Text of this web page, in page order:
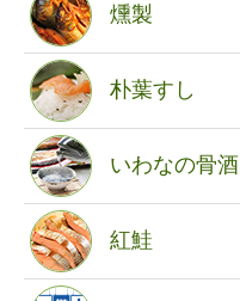
燻製
朴葉すし
いわなの骨酒
紅鮭